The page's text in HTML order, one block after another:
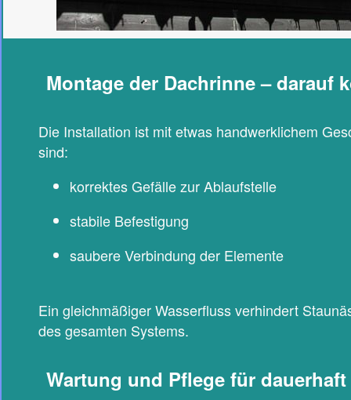
Montage der Dachrinne – darauf
Die Installation ist mit etwas handwerklichem
sind:
korrektes Gefälle zur Ablaufstelle
stabile Befestigung
saubere Verbindung der Elemente
Ein gleichmäßiger Wasserfluss verhindert
des gesamten Systems.
Wartung und Pflege für